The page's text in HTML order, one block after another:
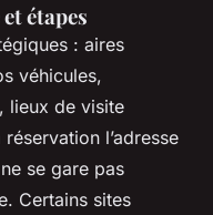
étapes
: aires
véhicules,
lieux de visite
l’adresse
se gare pas
Certains sites